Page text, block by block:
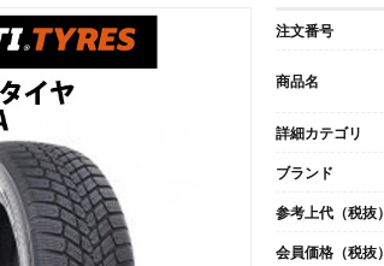
注文番号
商品名
詳細カテゴリ
ブランド
参考上代（税抜）
会員価格（税抜）